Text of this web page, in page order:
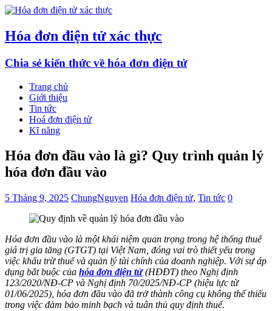
Hóa đơn điện tử xác thực
Chia sẻ kiến thức về hóa đơn điện tử
Trang chủ
Giới thiệu
Tin tức
Hoá đơn điện tử
Kĩ năng
Hóa đơn đầu vào là gì? Quy trình quản lý
hóa đơn đầu vào
5 Tháng 9, 2025 ChungNguyen Hóa đơn điện tử, Tin tức 0
Hóa đơn đầu vào là một khái niệm quan trọng trong hệ thống thuế
giá trị gia tăng (GTGT) tại Việt Nam, đóng vai trò thiết yếu trong
việc khấu trừ thuế và quản lý tài chính của doanh nghiệp. Với sự áp
dụng bắt buộc của hóa đơn điện tử(HĐĐT) theo Nghị định
123/2020/NĐ-CP và Nghị định 70/2025/NĐ-CP (hiệu lực từ
01/06/2025), hóa đơn đầu vào đã trở thành công cụ không thể thiếu
trong việc đảm bảo minh bạch và tuân thủ quy định thuế.